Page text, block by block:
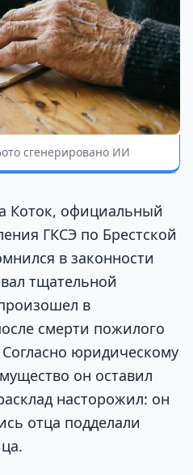
сгенерировано ИИ
Коток, официальный
ГКСЭ по Брестской
в законности
тщательной
в
смерти пожилого
юридическому
он оставил
насторожил: он
отца подделали